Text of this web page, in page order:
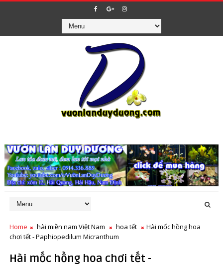
Home hài miền nam Việt Nam hoa tết
Hài mốc hồng hoa
chơi tết - Paphiopedilum Micranthum
Hài mốc hồng hoa chơi tết -